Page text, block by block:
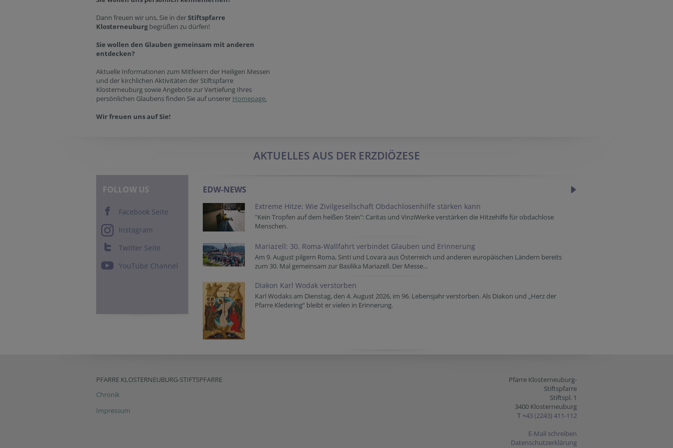
Dann freuen wir uns, Sie in derStiftspfarre
Klosterneuburg begrüßen zu dürfen!
Sie wollen den Glauben gemeinsam mit anderen
entdecken?
Aktuelle Informationen zum Mitfeiern der Heiligen Messen
und der kirchlichen Aktivitäten der Stiftspfarre
Klosterneuburg sowie Angebote zur Vertiefung Ihres
persönlichen Glaubens finden Sie auf unserer Homepage.
Wir freuen uns auf Sie!
AKTUELLES AUS DER ERZDIÖZESE
FOLLOW US
Facebook Seite
Instagram
Twitter Seite
YouTube Channel
EDW-NEWS
Extreme Hitze: Wie Zivilgesellschaft Obdachlosenhilfe stärken kann
"Kein Tropfen auf dem heißen Stein": Caritas und VinziWerke verstärken die Hitzehilfe für obdachlose
Menschen.
Mariazell: 30. Roma-Wallfahrt verbindet Glauben und Erinnerung
Am 9. August pilgern Roma, Sinti und Lovara aus Österreich und anderen europäischen Ländern bereits
zum 30. Mal gemeinsam zur Basilika Mariazell. Der Messe...
Diakon Karl Wodak verstorben
Karl Wodaks am Dienstag, den 4. August 2026, im 96. Lebensjahr verstorben. Als Diakon und „Herz der
Pfarre Kledering“ bleibt er vielen in Erinnerung.
PFARRE KLOSTERNEUBURG-STIFTSPFARRE
Chronik
Impressum
Pfarre Klosterneuburg-
Stiftspfarre
Stiftspl. 1
3400 Klosterneuburg
T +43 (2243) 411-112
E-Mail schreiben
Datenschutzerklärung